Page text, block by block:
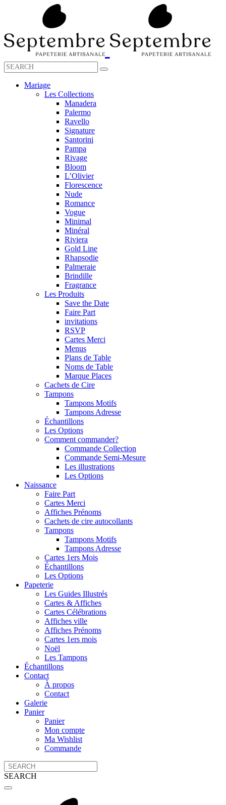
Mariage
Les Collections
Manadera
Palermo
Ravello
Signature
Santorini
Pampa
Rivage
Bloom
L’Olivier
Florescence
Nude
Romance
Vogue
Minimal
Minéral
Riviera
Gold Line
Rhapsodie
Palmeraie
Brindille
Fragrance
Les Produits
Save the Date
Faire Part
invitations
RSVP
Cartes Merci
Menus
Plans de Table
Noms de Table
Marque Places
Cachets de Cire
Tampons
Tampons Motifs
Tampons Adresse
Échantillons
Les Options
Comment commander?
Commande Collection
Commande Semi-Mesure
Les illustrations
Les Options
Naissance
Faire Part
Cartes Merci
Affiches Prénoms
Cachets de cire autocollants
Tampons
Tampons Motifs
Tampons Adresse
Cartes 1ers Mois
Échantillons
Les Options
Papeterie
Les Guides Illustrés
Cartes & Affiches
Cartes Célébrations
Affiches ville
Affiches Prénoms
Cartes 1ers mois
Noël
Les Tampons
Échantillons
Contact
À propos
Contact
Galerie
Panier
Panier
Mon compte
Ma Wishlist
Commande
SEARCH